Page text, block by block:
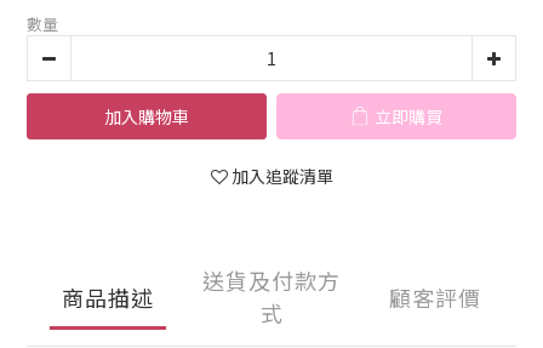
數量
加入購物車 立即購買
加入追蹤清單
商品描述
送貨及付款方
式
顧客評價